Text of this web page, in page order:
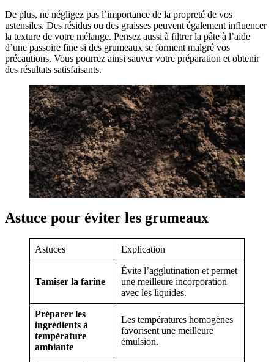
De plus, ne négligez pas l’importance de la propreté de vos
ustensiles. Des résidus ou des graisses peuvent également influencer
la texture de votre mélange. Pensez aussi à filtrer la pâte à l’aide
d’une passoire fine si des grumeaux se forment malgré vos
précautions. Vous pourrez ainsi sauver votre préparation et obtenir
des résultats satisfaisants.
Astuce pour éviter les grumeaux
Astuces Explication
Tamiser la farine
Évite l’agglutination et permet
une meilleure incorporation
avec les liquides.
Préparer les
ingrédients à
température
ambiante
Les températures homogènes
favorisent une meilleure
émulsion.